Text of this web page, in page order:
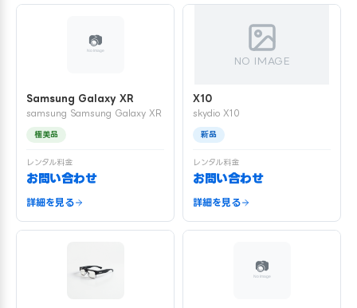
Samsung Galaxy XR
samsung Samsung Galaxy XR
極美品
レンタル料金
お問い合わせ
詳細を見る
NO IMAGE
X10
skydio X10
新品
レンタル料金
お問い合わせ
詳細を見る